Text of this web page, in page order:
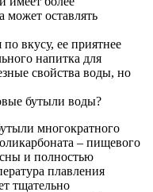
может оставлять
вкусу, ее приятнее
напитка для
свойства воды, но
бутыли воды?
многократного
– пищевого
и полностью
плавления
тщательно